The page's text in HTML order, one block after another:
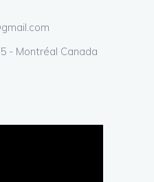
- Montréal Canada